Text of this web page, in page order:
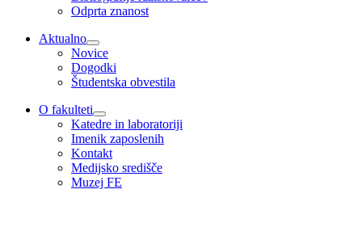
Odprta znanost
Aktualno
Novice
Dogodki
Študentska obvestila
O fakulteti
Katedre in laboratoriji
Imenik zaposlenih
Kontakt
Medijsko središče
Muzej FE